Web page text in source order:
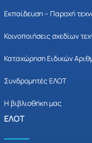
Εκπαίδευση – Παροχή
Κοινοποιήσεις σχεδίων
Καταχώρηση Ειδικών
Συνδρομητές ΕΛΟΤ
Η βιβλιοθήκη μας
ΕΛΟΤ